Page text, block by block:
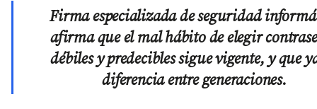
Firma especializada de seguridad
afirma que el mal hábito de elegir
débiles y predecibles sigue vigente, y que
diferencia entre generaciones.